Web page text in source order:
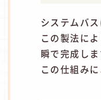
システムバ
この製法に
瞬で完成しま
この仕組み